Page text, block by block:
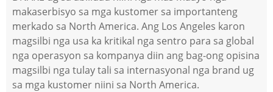
makaserbisyo sa mga kustomer sa importanteng
merkado sa North America. Ang Los Angeles karon
magsilbi nga usa ka kritikal nga sentro para sa global
nga operasyon sa kompanya diin ang bag-ong opisina
magsilbi nga tulay tali sa internasyonal nga brand ug
sa mga kustomer niini sa North America.